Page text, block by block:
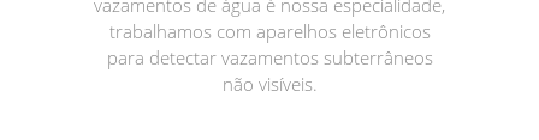
trabalhamos com aparelhos eletrônicos
para detectar vazamentos subterrâneos
não visíveis.